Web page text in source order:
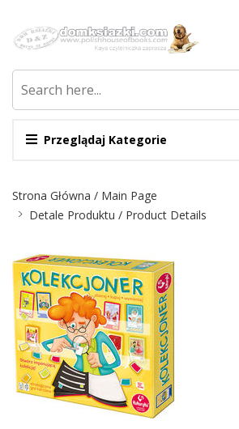
Przeglądaj Kategorie
Strona Główna / Main Page
Detale Produktu / Product Details